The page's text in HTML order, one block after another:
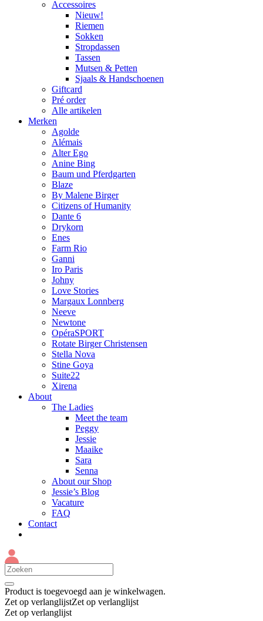
Accessoires
Nieuw!
Riemen
Sokken
Stropdassen
Tassen
Mutsen & Petten
Sjaals & Handschoenen
Giftcard
Pré order
Alle artikelen
Merken
Agolde
Alémais
Alter Ego
Anine Bing
Baum und Pferdgarten
Blaze
By Malene Birger
Citizens of Humanity
Dante 6
Drykorn
Enes
Farm Rio
Ganni
Iro Paris
Johny
Love Stories
Margaux Lonnberg
Neeve
Newtone
OpéraSPORT
Rotate Birger Christensen
Stella Nova
Stine Goya
Suite22
Xirena
About
The Ladies
Meet the team
Peggy
Jessie
Maaike
Sara
Senna
About our Shop
Jessie’s Blog
Vacature
FAQ
Contact
Product is toegevoegd aan je winkelwagen.
Zet op verlanglijstZet op verlanglijst
Zet op verlanglijst